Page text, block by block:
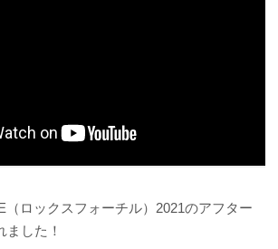
（ロックスフォーチル）2021のアフター
ました！